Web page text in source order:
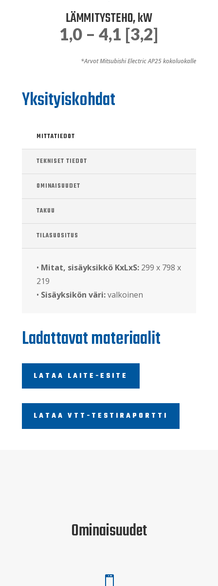
LÄMMITYSTEHO, kW
1,0 – 4,1 [3,2]
*Arvot Mitsubishi Electric AP25 kokoluokalle
Yksityiskohdat
MITTATIEDOT
TEKNISET TIEDOT
OMINAISUUDET
TAKUU
TILASUOSITUS
• Mitat, sisäyksikkö KxLxS:299 x 798 x
219
• Sisäyksikön väri:valkoinen
Ladattavat materiaalit
LATAA LAITE-ESITE
LATAA VTT-TESTIRAPORTTI
Ominaisuudet
